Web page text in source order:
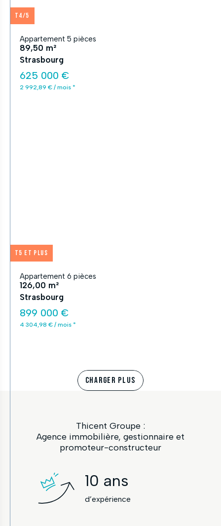
T4/5
Appartement 5 pièces
89,50 m²
Strasbourg
625 000 €
2 992,89 € / mois *
T5 et plus
Appartement 6 pièces
126,00 m²
Strasbourg
899 000 €
4 304,98 € / mois *
CHARGER PLUS
Thicent Groupe :
Agence immobilière, gestionnaire et
promoteur-constructeur
10 ans
d’expérience